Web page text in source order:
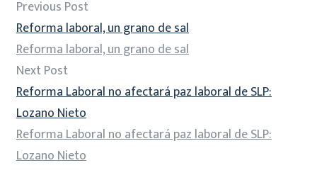
Previous Post
Reforma laboral, un grano de sal
Reforma laboral, un grano de sal
Next Post
Reforma Laboral no afectará paz laboral de SLP:
Lozano Nieto
Reforma Laboral no afectará paz laboral de SLP:
Lozano Nieto